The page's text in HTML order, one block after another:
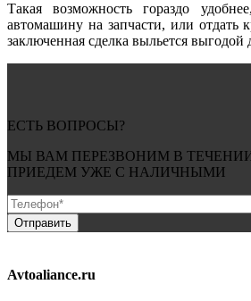
Такая возможность гораздо
автомашину на запчасти, или отдать
заключенная сделка выльется выгодой
ЕСТЬ ВОПРОСЫ?
МЫ ВАМ ПЕРЕЗВОНИМ В
ПРИЕДЕМ УЖЕ С НАЛИЧНЫМИ
Avtoaliance.ru